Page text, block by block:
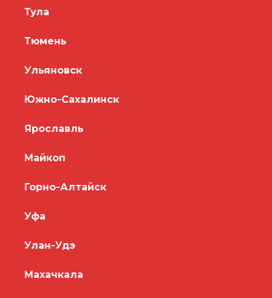
Тула
Тюмень
Ульяновск
Южно-Сахалинск
Ярославль
Майкоп
Горно-Алтайск
Уфа
Улан-Удэ
Махачкала